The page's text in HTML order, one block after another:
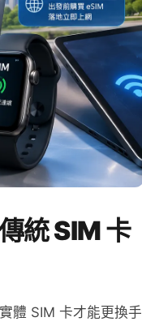
統 SIM 卡
體 SIM 卡才能更換手